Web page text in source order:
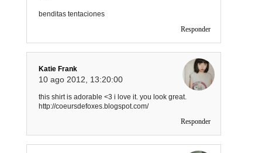
benditas tentaciones
Responder
Katie Frank
10 ago 2012, 13:20:00
this shirt is adorable <3 i love it. you look great.
http://coeursdefoxes.blogspot.com/
Responder